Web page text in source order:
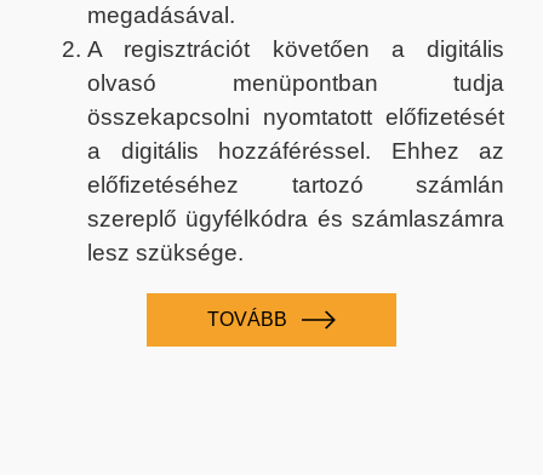
megadásával.
A regisztrációt követően a digitális
olvasó menüpontban tudja
összekapcsolni nyomtatott előfizetését
a digitális hozzáféréssel. Ehhez az
előfizetéséhez tartozó számlán
szereplő ügyfélkódra és számlaszámra
lesz szüksége.
TOVÁBB